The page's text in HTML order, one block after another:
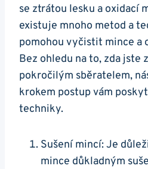
se ztrátou ⁣lesku a oxidací
existuje mnoho metod a
pomohou vyčistit mince a
Bez ohledu‌ na to, zda jste
pokročilým sběratelem,
krokem postup vám
⁢techniky.
Sušení⁢ mincí: Je
mince důkladným